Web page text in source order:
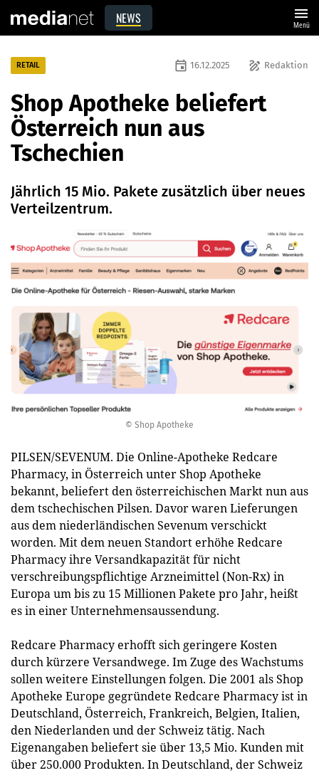
NEWS menu
Menü
© Shop Apotheke
RETAIL draw Redaktion
event 16.12.2025
Shop Apotheke beliefert
Österreich nun aus
Tschechien
Jährlich 15 Mio. Pakete zusätzlich über neues
Verteilzentrum.
PILSEN/SEVENUM. Die Online-Apotheke Redcare
Pharmacy, in Österreich unter Shop Apotheke
bekannt, beliefert den österreichischen Markt nun aus
dem tschechischen Pilsen. Davor waren Lieferungen
aus dem niederländischen Sevenum verschickt
worden. Mit dem neuen Standort erhöhe Redcare
Pharmacy ihre Versandkapazität für nicht
verschreibungspflichtige Arzneimittel (Non-Rx) in
Europa um bis zu 15 Millionen Pakete pro Jahr, heißt
es in einer Unternehmensaussendung.
Redcare Pharmacy erhofft sich geringere Kosten
durch kürzere Versandwege. Im Zuge des Wachstums
sollen weitere Einstellungen folgen. Die 2001 als Shop
Apotheke Europe gegründete Redcare Pharmacy ist in
Deutschland, Österreich, Frankreich, Belgien, Italien,
den Niederlanden und der Schweiz tätig. Nach
Eigenangaben beliefert sie über 13,5 Mio. Kunden mit
über 250.000 Produkten. In Deutschland, der Schweiz